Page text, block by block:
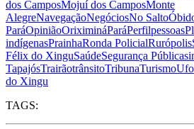
dos CamposMojuí dos CamposMonte
AlegreNavegaçãoNegóciosNo Salto
ParáOpiniãoOriximináParáPerfilpessoas
indígenasPrainhaRonda PolicialRurópolis
Félix do XinguSaúdeSegurança Pública
TapajósTrairãotrânsitoTribunaTurismo
do Xingu
TAGS: